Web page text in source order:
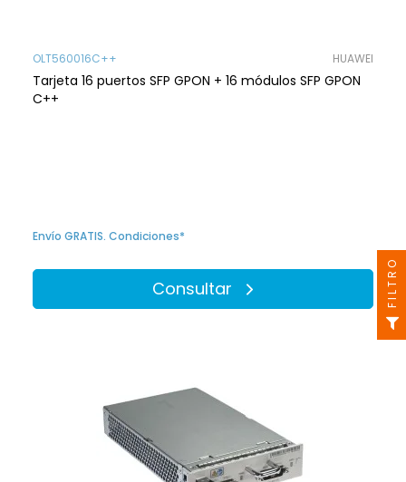
OLT560016C++ HUAWEI
Tarjeta 16 puertos SFP GPON + 16 módulos SFP GPON
C++
Envío GRATIS. Condiciones*
Consultar FILTRO